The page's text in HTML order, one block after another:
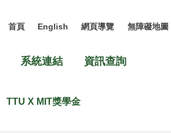
系統連結 資訊查詢
首頁 English 網頁導覽 無障礙地圖
TTU X MIT獎學金